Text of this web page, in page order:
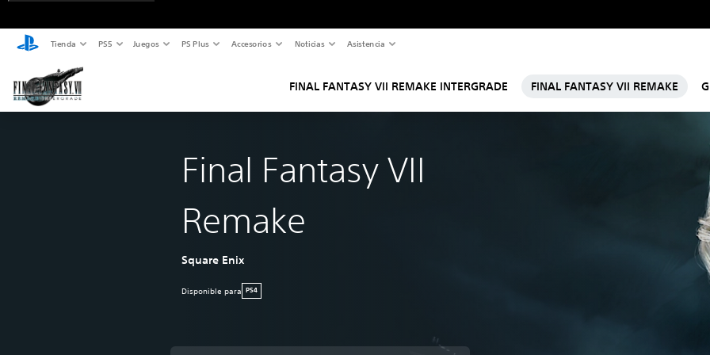
Tienda PS5 Juegos PS Plus Accesorios Noticias Asistencia
FINAL FANTASY VII REMAKE INTERGRADE FINAL FANTASY VII REMAKE
Final Fantasy VII
Remake
Square Enix
Disponible para PS4